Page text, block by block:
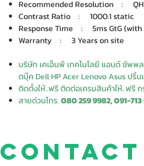
Recommended Resolution :
Contrast Ratio : 1000:1 static
Response Time : 5ms GtG (with
Warranty : 3 Years on site
บริษัท เคเอ็นพี เทคโนโลยี แอนด์ ซัพพ
ตบุ๊ค Dell HP Acer Lenovo Asus ปริ้
ติดตั้งให้..ฟรี ติดต่อเครมสินค้าให้..ฟรี
สายด่วนโทร.080 259 9982, 091-
Contact